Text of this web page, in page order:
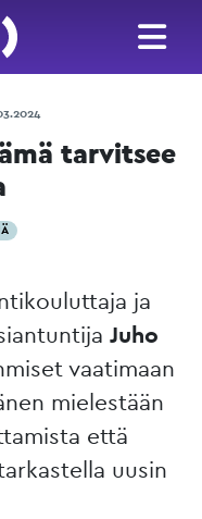
tarvitsee
ja
Juho
vaatimaan
mielestään
että
uusin